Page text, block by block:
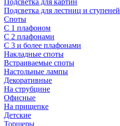
Подсветка для картин
Подсветка для лестниц и ступеней
Споты
С 1 плафоном
С 2 плафонами
С 3 и более плафонами
Накладные споты
Встраиваемые споты
Настольные лампы
Декоративные
На струбцине
Офисные
На прищепке
Детские
Торшеры